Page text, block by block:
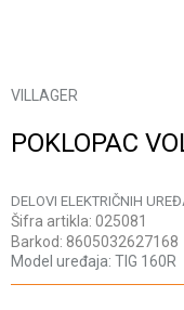
VILLAGER
POKLOPAC
DELOVI ELEKTRIČNIH
Šifra artikla: 025081
Barkod: 8605032627168
Model uređaja: TIG 160R